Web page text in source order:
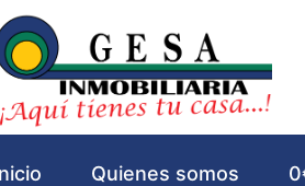
Quienes somos